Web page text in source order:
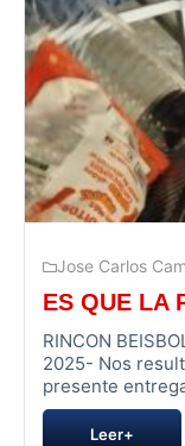
Jose Carlos
ES QUE LA
RINCON
2025- Nos
presente
Leer+